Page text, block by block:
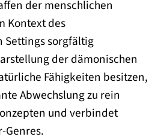
der menschlichen
Kontext des
Settings sorgfältig
der dämonischen
Fähigkeiten besitzen,
Abwechslung zu rein
und verbindet
Genres.